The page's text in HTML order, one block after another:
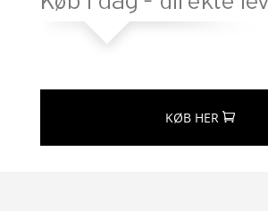
KØB HER